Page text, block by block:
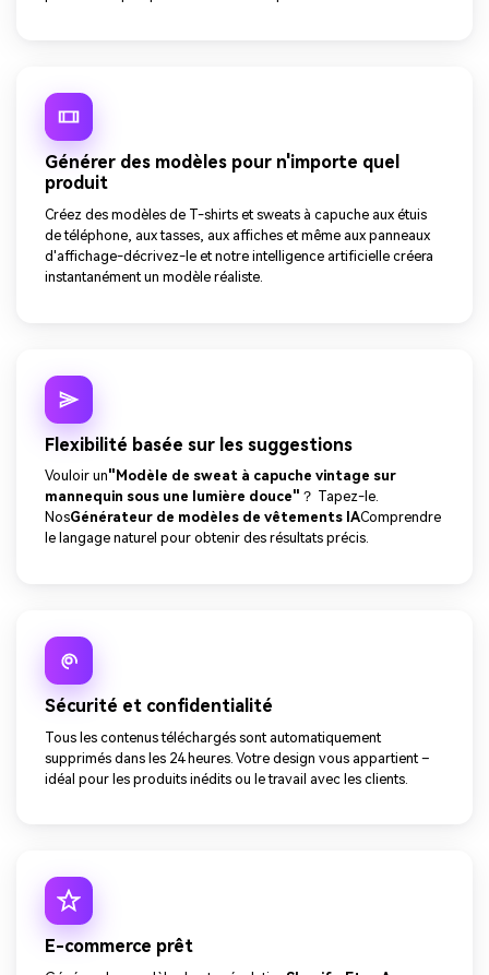
Générer des modèles pour n'importe quel
produit
Créez des modèles de T-shirts et sweats à capuche aux étuis
de téléphone, aux tasses, aux affiches et même aux panneaux
d'affichage-décrivez-le et notre intelligence artificielle créera
instantanément un modèle réaliste.
Flexibilité basée sur les suggestions
Vouloir un"Modèle de sweat à capuche vintage sur
mannequin sous une lumière douce" ？ Tapez-le.
NosGénérateur de modèles de vêtements IAComprendre
le langage naturel pour obtenir des résultats précis.
Sécurité et confidentialité
Tous les contenus téléchargés sont automatiquement
supprimés dans les 24 heures. Votre design vous appartient –
idéal pour les produits inédits ou le travail avec les clients.
E-commerce prêt